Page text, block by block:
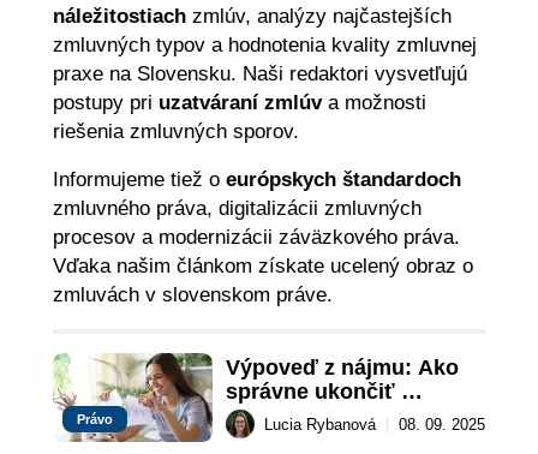
náležitostiachzmlúv, analýzy najčastejších
zmluvných typov a hodnotenia kvality zmluvnej
praxe na Slovensku. Naši redaktori vysvetľujú
postupy pri uzatváraní zmlúva možnosti
riešenia zmluvných sporov.
Informujeme tiež o európskych štandardoch
zmluvného práva, digitalizácii zmluvných
procesov a modernizácii záväzkového práva.
Vďaka našim článkom získate ucelený obraz o
zmluvách v slovenskom práve.
Právo
Výpoveď z nájmu: Ako
správne ukončiť
nájomnú zmluvu podľa
zákona
Lucia Rybanová 08. 09. 2025